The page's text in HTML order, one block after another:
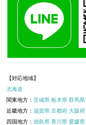
【対応地域】
北海道
関東地方： 茨城県 栃木県 群馬県
近畿地方： 滋賀県 京都府 大阪府
四国地方： 徳島県 香川県 愛媛県